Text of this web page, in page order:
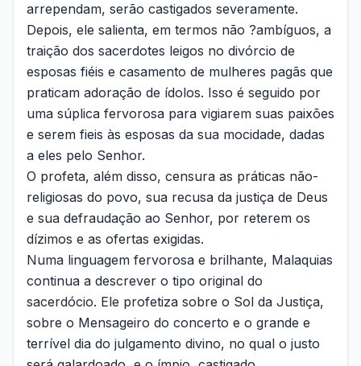
arrependam, serão castigados severamente.
Depois, ele salienta, em termos não ?ambíguos, a
traição dos sacerdotes leigos no divórcio de
esposas fiéis e casamento de mulheres pagãs que
praticam adoração de ídolos. Isso é seguido por
uma súplica fervorosa para vigiarem suas paixões
e serem fieis às esposas da sua mocidade, dadas
a eles pelo Senhor.
O profeta, além disso, censura as práticas não-
religiosas do povo, sua recusa da justiça de Deus
e sua defraudação ao Senhor, por reterem os
dízimos e as ofertas exigidas.
Numa linguagem fervorosa e brilhante, Malaquias
continua a descrever o tipo original do
sacerdócio. Ele profetiza sobre o Sol da Justiça,
sobre o Mensageiro do concerto e o grande e
terrível dia do julgamento divino, no qual o justo